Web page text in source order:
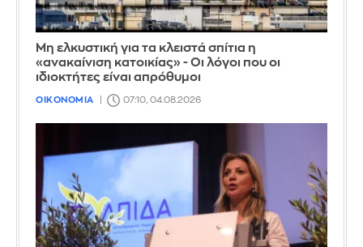
Μη ελκυστική για τα κλειστά σπίτια η
«ανακαίνιση κατοικίας» - Οι λόγοι που οι
ιδιοκτήτες είναι απρόθυμοι
ΟΙΚΟΝΟΜΙΑ 07:10, 04.08.2026